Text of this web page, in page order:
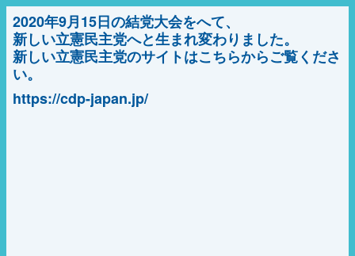
2020年9月15日の結党大会をへて、
新しい立憲民主党へと生まれ変わりました。
新しい立憲民主党のサイトはこちらからご覧くださ
い。
https://cdp-japan.jp/